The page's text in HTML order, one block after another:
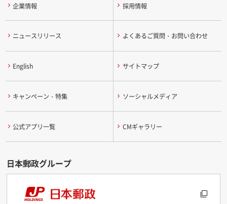
企業情報 採用情報
ニュースリリース よくあるご質問・お問い合わせ
English サイトマップ
キャンペーン・特集 ソーシャルメディア
公式アプリ一覧 CMギャラリー